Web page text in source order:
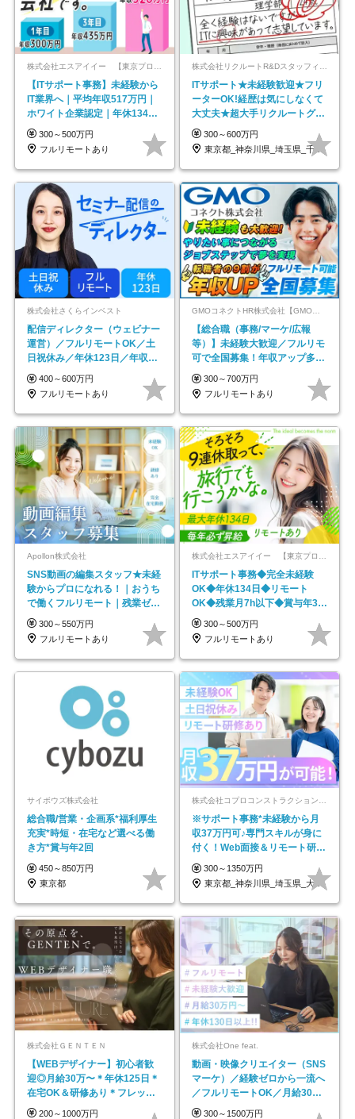
【ITサポート事務】未経験から
IT業界へ｜平均年収517万円｜
ホワイト企業認定｜年休134日
｜リモートOK
300～500万円
フルリモートあり
ITサポート★未経験歓迎★フリ
ーターOK!経歴は気にしなくて
大丈夫★超大手リクルートグル
ープの正社員/sg
300～600万円
東京都_神奈川県_埼玉県_千葉県_大阪府…
株式会社さくらインベスト
配信ディレクター（ウェビナー
運営）／フルリモートOK／土
日祝休み／年休123日／年収
600万円可
400～600万円
フルリモートあり
GMOコネクトHR株式会社【GMOインターネットグループ】
【総合職（事務/マーケ/広報
等）】未経験大歓迎／フルリモ
可で全国募集！年収アップ多数
★年休最大130日★
300～700万円
フルリモートあり
Apollon株式会社
SNS動画の編集スタッフ★未経
験からプロになれる！｜おうち
で働くフルリモート｜残業ゼロ
で18時退勤◎
300～550万円
フルリモートあり
ITサポート事務◆完全未経験
OK◆年休134日◆リモート
OK◆残業月7h以下◆賞与年3回
◆5年目まで必ず昇給
300～500万円
フルリモートあり
サイボウズ株式会社
総合職/営業・企画系*福利厚生
充実*時短・在宅など選べる働
き方*賞与年2回
450～850万円
東京都
※サポート事務*未経験から月
収37万円可♪専門スキルが身に
付く！Web面接＆リモート研修
も充実♪/a
300～1350万円
東京都_神奈川県_埼玉県_大阪府_愛知県…
株式会社ＧＥＮＴＥＮ
【WEBデザイナー】初⼼者歓
迎◎⽉給30万〜＊年休125⽇＊
在宅OK＆研修あり＊フレック
ス
200～1000万円
株式会社One feat.
動画・映像クリエイター（SNS
マーケ）／経験ゼロから一流へ
／フルリモートOK／月給30万
円～／年休130日以上
300～1500万円